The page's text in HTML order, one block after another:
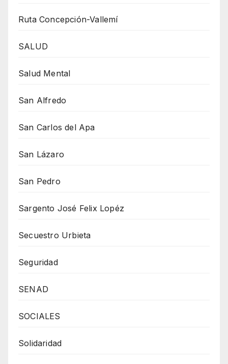
Ruta Concepción-Vallemí
SALUD
Salud Mental
San Alfredo
San Carlos del Apa
San Lázaro
San Pedro
Sargento José Felix Lopéz
Secuestro Urbieta
Seguridad
SENAD
SOCIALES
Solidaridad